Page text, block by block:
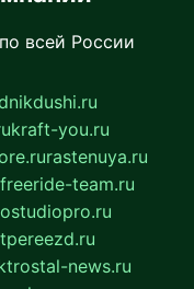
всей России
kraft-you.ru
rastenuya.ru
freeride-team.ru
news.ru